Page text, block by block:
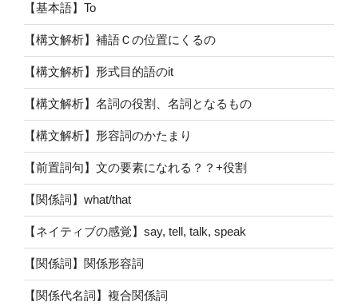
【基本語】To
【構文解析】補語Ｃの位置にくるの
【構文解析】形式目的語のit
【構文解析】名詞の役割、名詞となるもの
【構文解析】形容詞のかたまり
【前置詞句】文の要素になれる？？+役割
【関係詞】what/that
【ネイティブの感覚】say, tell, talk, speak
【関係詞】関係形容詞
【関係代名詞】複合関係詞